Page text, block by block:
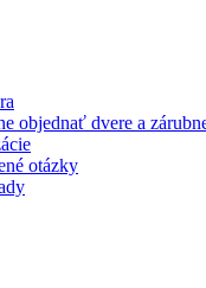
objednať dvere a
otázky